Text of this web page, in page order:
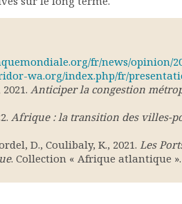
fr/news/opinion/
wa.org/index.php/fr/
Anticiper la congestion
Afrique : la transition des villes-
D., Coulibaly, K., 2021. Les
. Collection « Afrique atlantique ».